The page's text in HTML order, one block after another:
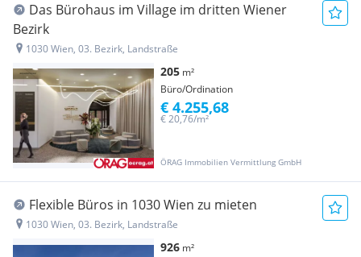
Das Bürohaus im Village im dritten Wiener
Bezirk
1030 Wien, 03. Bezirk, Landstraße
205 m²
Büro/Ordination
ÖRAG Immobilien Vermittlung GmbH
€ 20,76/m²
€ 4.255,68
Flexible Büros in 1030 Wien zu mieten
1030 Wien, 03. Bezirk, Landstraße
926 m²